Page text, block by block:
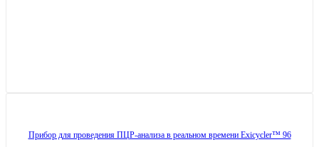
Прибор для проведения ПЦР-анализа в реальном времени Exicycler™ 96